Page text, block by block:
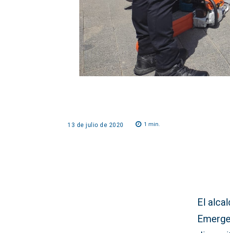
13 de julio de 2020 1 min.
El